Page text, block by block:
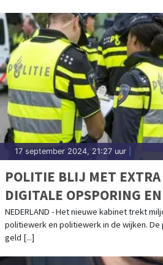
17 september 2024, 21:27 uur
POLITIE BLIJ MET EXTRA
DIGITALE OPSPORING
WIJKEN
NEDERLAND - Het nieuwe kabinet trekt
politiewerk en politiewerk in de wijken.
geld [...]